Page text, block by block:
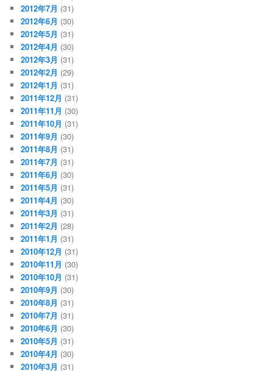
2012年7月 (31)
2012年6月 (30)
2012年5月 (31)
2012年4月 (30)
2012年3月 (31)
2012年2月 (29)
2012年1月 (31)
2011年12月 (31)
2011年11月 (30)
2011年10月 (31)
2011年9月 (30)
2011年8月 (31)
2011年7月 (31)
2011年6月 (30)
2011年5月 (31)
2011年4月 (30)
2011年3月 (31)
2011年2月 (28)
2011年1月 (31)
2010年12月 (31)
2010年11月 (30)
2010年10月 (31)
2010年9月 (30)
2010年8月 (31)
2010年7月 (31)
2010年6月 (30)
2010年5月 (31)
2010年4月 (30)
2010年3月 (31)